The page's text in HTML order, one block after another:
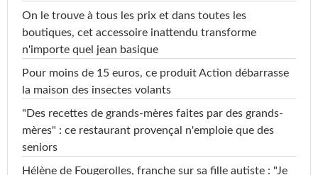
On le trouve à tous les prix et dans toutes les
boutiques, cet accessoire inattendu transforme
n'importe quel jean basique
Pour moins de 15 euros, ce produit Action débarrasse
la maison des insectes volants
"Des recettes de grands-mères faites par des grands-
mères" : ce restaurant provençal n'emploie que des
seniors
Hélène de Fougerolles, franche sur sa fille autiste : "Je